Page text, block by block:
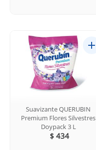
Suavizante QUERUBIN
Premium Flores Silvestres
Doypack 3 L
$ 434